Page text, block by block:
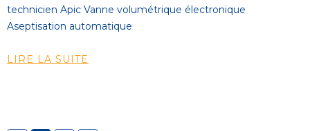
technicien Apic Vanne volumétrique électronique
Aseptisation automatique
LIRE LA SUITE